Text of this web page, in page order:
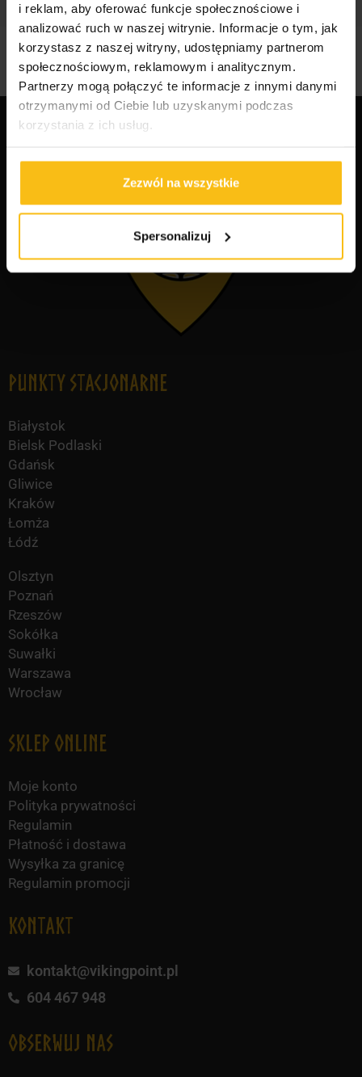
i reklam, aby oferować funkcje społecznościowe i
analizować ruch w naszej witrynie. Informacje o tym, jak
korzystasz z naszej witryny, udostępniamy partnerom
społecznościowym, reklamowym i analitycznym.
Partnerzy mogą połączyć te informacje z innymi danymi
otrzymanymi od Ciebie lub uzyskanymi podczas
korzystania z ich usług.
Zezwól na wszystkie
Spersonalizuj
Punkty Stacjonarne
Białystok
Bielsk Podlaski
Gdańsk
Gliwice
Kraków
Łomża
Łódź
Olsztyn
Poznań
Rzeszów
Sokółka
Suwałki
Warszawa
Wrocław
Sklep online
Moje konto
Polityka prywatności
Regulamin
Płatność i dostawa
Wysyłka za granicę
Regulamin promocji
KONTAKT
kontakt@vikingpoint.pl
604 467 948
obserwuj nas